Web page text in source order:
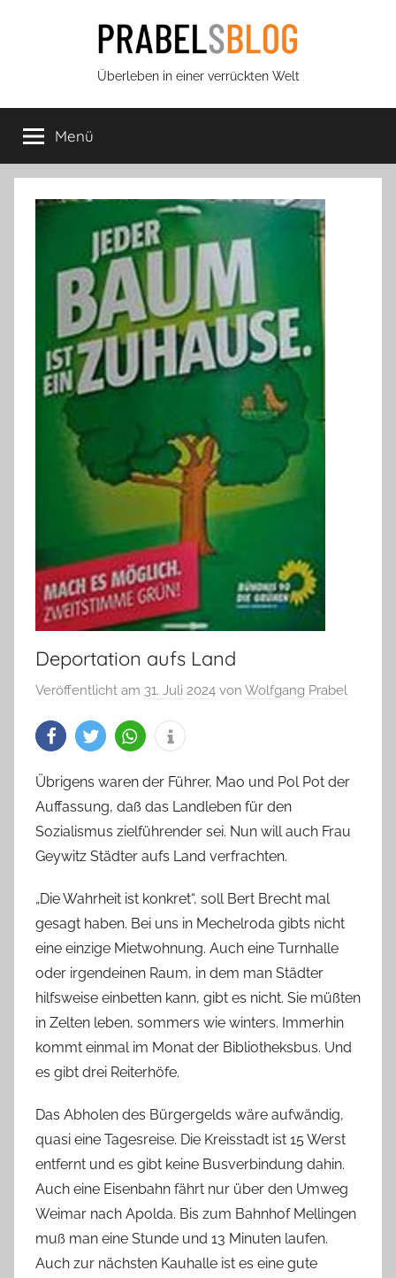
Prabels
Blog
Überleben in einer verrückten Welt
Menü
Deportation aufs Land
Veröffentlicht am 31. Juli 2024 von Wolfgang Prabel
Übrigens waren der Führer, Mao und Pol Pot der
Auffassung, daß das Landleben für den
Sozialismus zielführender sei. Nun will auch Frau
Geywitz Städter aufs Land verfrachten.
„Die Wahrheit ist konkret“, soll Bert Brecht mal
gesagt haben. Bei uns in Mechelroda gibts nicht
eine einzige Mietwohnung. Auch eine Turnhalle
oder irgendeinen Raum, in dem man Städter
hilfsweise einbetten kann, gibt es nicht. Sie müßten
in Zelten leben, sommers wie winters. Immerhin
kommt einmal im Monat der Bibliotheksbus. Und
es gibt drei Reiterhöfe.
Das Abholen des Bürgergelds wäre aufwändig,
quasi eine Tagesreise. Die Kreisstadt ist 15 Werst
entfernt und es gibt keine Busverbindung dahin.
Auch eine Eisenbahn fährt nur über den Umweg
Weimar nach Apolda. Bis zum Bahnhof Mellingen
muß man eine Stunde und 13 Minuten laufen.
Auch zur nächsten Kauhalle ist es eine gute